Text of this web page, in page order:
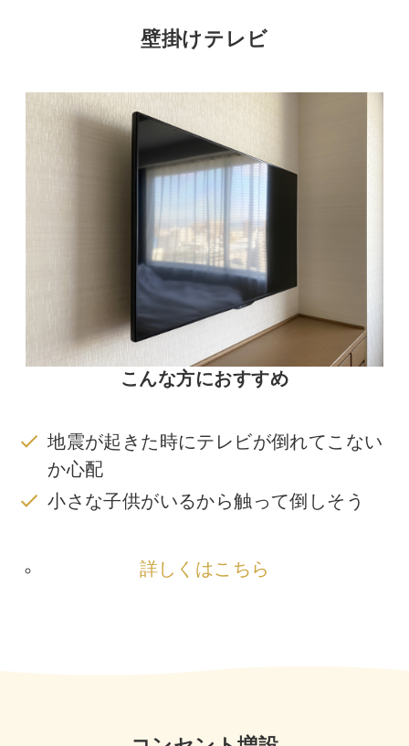
壁掛けテレビ
こんな方におすすめ
地震が起きた時にテレビが倒れてこない
か心配
小さな子供がいるから触って倒しそう
詳しくはこちら